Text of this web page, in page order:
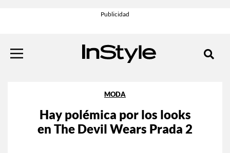
MODA
Hay polémica por los looks
en The Devil Wears Prada 2